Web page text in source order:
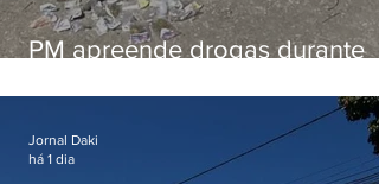
PM apreende drogas durante
Jornal Daki
há 1 dia